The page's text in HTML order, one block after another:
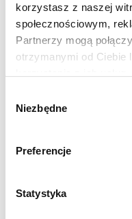
korzystasz z naszej
społecznościowym,
Partnerzy mogą
otrzymanymi od Ciebie
zgody
Niezbędne
Preferencje
Statystyka